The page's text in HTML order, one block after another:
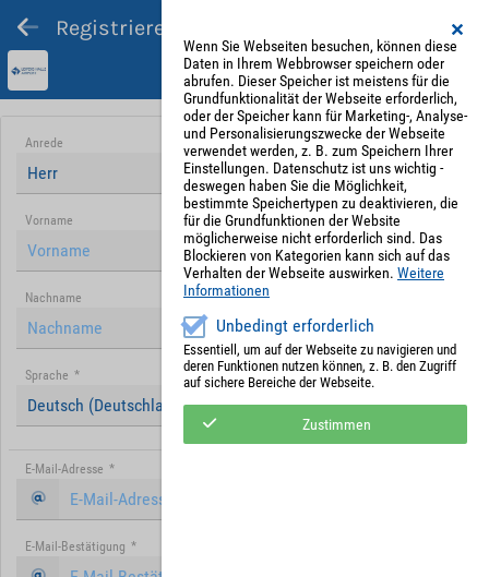
Registrieren und Angebot abgeben
Anrede
Herr
Vorname
Nachname
Sprache *
Deutsch (Deutschland)
E-Mail-Adresse *
E-Mail-Bestätigung *
Wenn Sie Webseiten besuchen, können diese
Daten in Ihrem Webbrowser speichern oder
abrufen. Dieser Speicher ist meistens für die
Grundfunktionalität der Webseite erforderlich,
oder der Speicher kann für Marketing-, Analyse-
und Personalisierungszwecke der Webseite
verwendet werden, z. B. zum Speichern Ihrer
Einstellungen. Datenschutz ist uns wichtig -
deswegen haben Sie die Möglichkeit,
bestimmte Speichertypen zu deaktivieren, die
für die Grundfunktionen der Website
möglicherweise nicht erforderlich sind. Das
Blockieren von Kategorien kann sich auf das
Verhalten der Webseite auswirken. Weitere
Informationen
Unbedingt erforderlich
Essentiell, um auf der Webseite zu navigieren und
deren Funktionen nutzen können, z. B. den Zugriff
auf sichere Bereiche der Webseite.
Zustimmen